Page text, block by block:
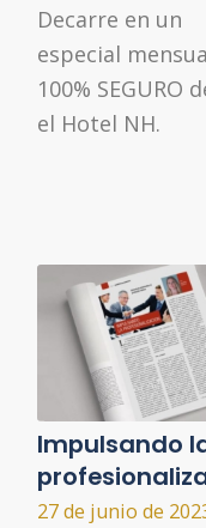
Decarre en un
especial
100% SEGURO
el Hotel NH.
Impulsando
27 de junio de